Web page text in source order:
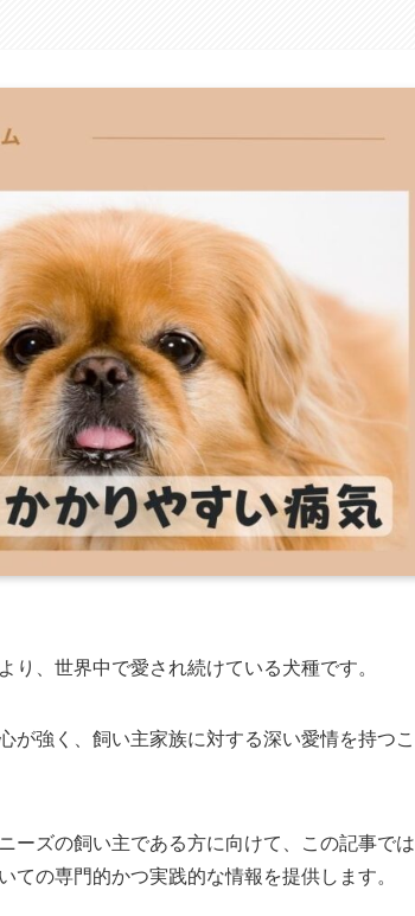
、世界中で愛され続けている犬種です。
が強く、飼い主家族に対する深い愛情を持つこ
ーズの飼い主である方に向けて、この記事では
の専門的かつ実践的な情報を提供します。